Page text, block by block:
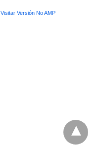
Visitar Versión No AMP